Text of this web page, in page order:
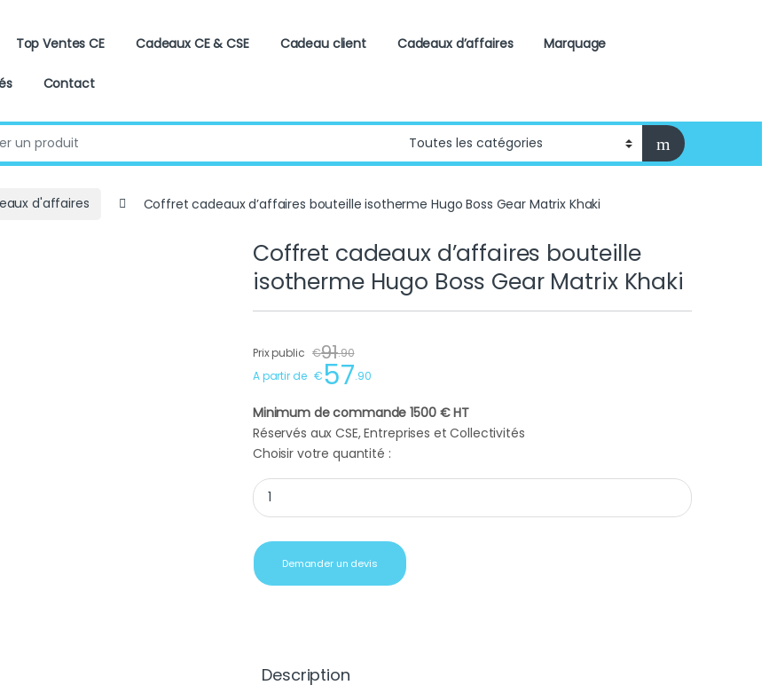
Top Ventes CE Cadeaux CE & CSE Cadeau client Cadeaux d’affaires Marquage
Contact
d'affaires Coffret cadeaux d’affaires bouteille isotherme Hugo Boss Gear Matrix Khaki
Coffret cadeaux d’affaires bouteille
isotherme Hugo Boss Gear Matrix Khaki
Prix public €91.90
A partir de €57.90
Minimum de commande 1500 € HT
Réservés aux CSE, Entreprises et Collectivités
Choisir votre quantité :
Coffret cadeaux d'affaires bouteille isotherme Hugo Boss Gear Matrix Khaki quantity
Demander un devis
Description